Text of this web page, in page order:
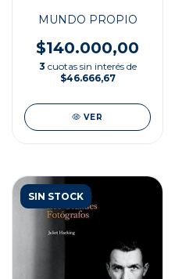
MUNDO PROPIO
$140.000,00
3 cuotas sin interés de
$46.666,67
VER
SIN STOCK